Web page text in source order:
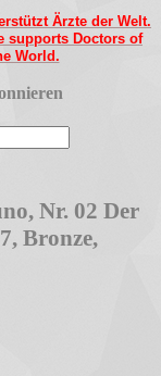
Ärzte der Welt.
supports Doctors of
World.
Nr. 02 Der
Bronze,